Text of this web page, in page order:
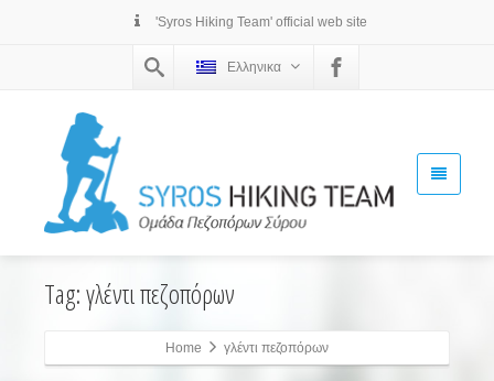
'Syros Hiking Team' official web site
Ελληνικα
Tag: γλέντι πεζοπόρων
Home γλέντι πεζοπόρων